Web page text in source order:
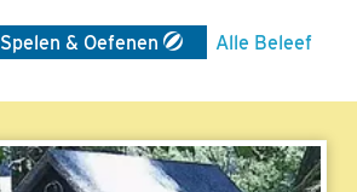
Spelen & Oefenen
Alle Beleef